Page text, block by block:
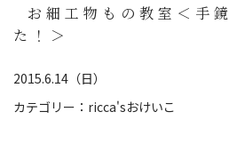
お細工物もの教室＜手
た！＞
2015.6.14（日）
カテゴリー： ricca'sおけいこ